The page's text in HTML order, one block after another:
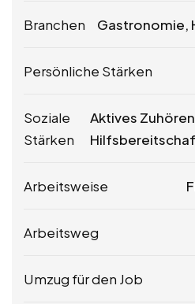
Branchen Gastronomie,
Persönliche Stärken
Soziale
Stärken
Aktives
Arbeitsweise
Arbeitsweg
Umzug für den Job